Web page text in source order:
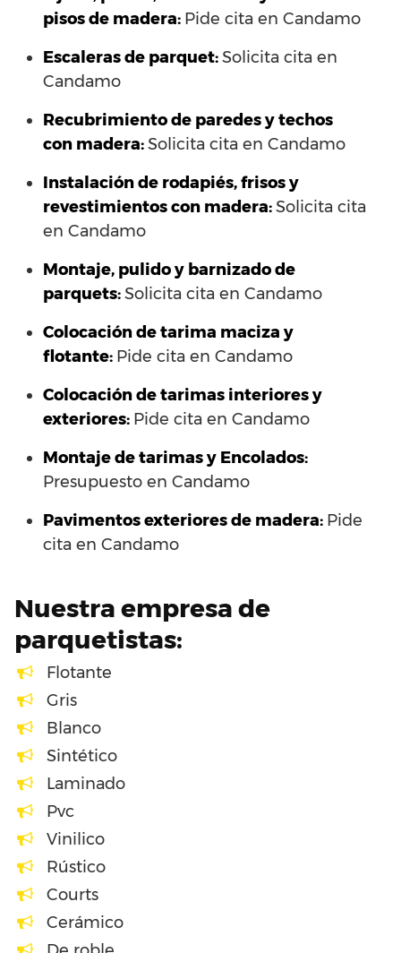
pisos de madera: Pide cita en Candamo
Escaleras de parquet:Solicita cita en
Candamo
Recubrimiento de paredes y techos
con madera:Solicita cita en Candamo
Instalación de rodapiés, frisos y
revestimientos con madera:Solicita cita
en Candamo
Montaje, pulido y barnizado de
parquets:Solicita cita en Candamo
Colocación de tarima maciza y
flotante: Pide cita en Candamo
Colocación de tarimas interiores y
exteriores: Pide cita en Candamo
Montaje de tarimas y Encolados:
Presupuesto en Candamo
Pavimentos exteriores de madera: Pide
cita en Candamo
Nuestra empresa de
parquetistas:
Flotante
Gris
Blanco
Sintético
Laminado
Pvc
Vinilico
Rústico
Courts
Cerámico